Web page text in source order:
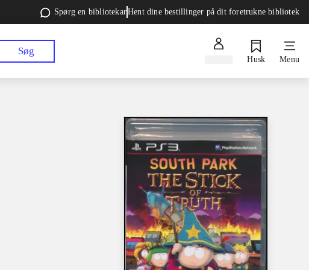
Spørg en bibliotekarHent dine bestillinger på dit foretrukne bibliotek
Søg
Husk Menu